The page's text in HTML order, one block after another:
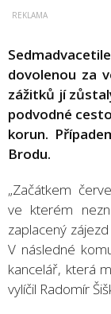
dovolenou za
zážitků jí
podvodné
korun.
Brodu.
„Začátkem
ve kterém
zaplacený
V následné
kancelář, která
vylíčil Radomír